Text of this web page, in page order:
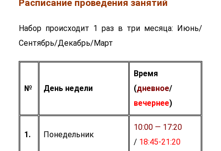
Расписание проведения занятий
Набор происходит 1 раз в три месяца: Июнь/
Сентябрь/Декабрь/Март
№ День недели
Время
(дневное/
вечернее)
1. Понедельник
10:00 — 17:20
/ 18:45-21:20